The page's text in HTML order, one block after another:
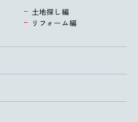
土地探し編
リフォーム編